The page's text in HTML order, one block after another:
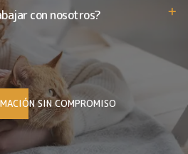
con nosotros?
SIN COMPROMISO